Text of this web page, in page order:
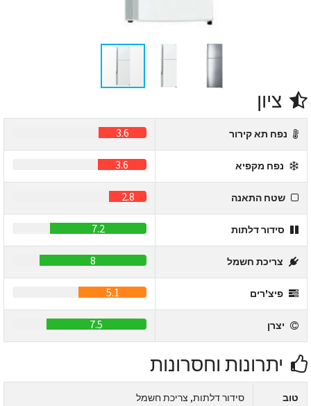
ציון
נפח תא קירור 3.6
נפח מקפיא 3.6
שטח התאנה 2.8
סידור דלתות 7.2
צריכת חשמל
פיצ'רים 5.1
יצרן 7.5
יתרונות וחסרונות
טוב סידור דלתות, צריכת חשמל